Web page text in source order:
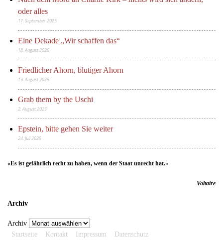
oder alles
17. September 2025
Eine Dekade „Wir schaffen das“
18. August 2025
Friedlicher Ahorn, blutiger Ahorn
13. August 2025
Grab them by the Uschi
2. August 2025
Epstein, bitte gehen Sie weiter
24. Juli 2025
«Es ist gefährlich recht zu haben, wenn der Staat unrecht hat.»
Voltaire
Archiv
Archiv
Startseite
Kontakt Impressum Datenschutz